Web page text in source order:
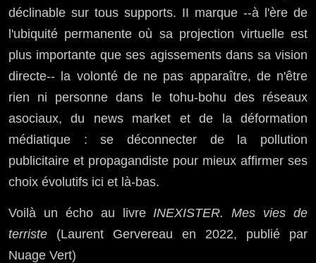
déclinable sur tous supports. II marque --à l'ère de
l'ubiquité permanente où sa projection virtuelle est
plus importante que ses agissements dans sa vision
directe-- la volonté de ne pas apparaître, de n'être
rien ni personne dans le tohu-bohu des réseaux
asociaux, du news market et de la déformation
médiatique : se déconnecter de la pollution
publicitaire et propagandiste pour mieux affirmer ses
choix évolutifs ici et là-bas.
Voilà un écho au livre INEXISTER. Mes vies de
terriste (Laurent Gervereau en 2022, publié par
Nuage Vert)